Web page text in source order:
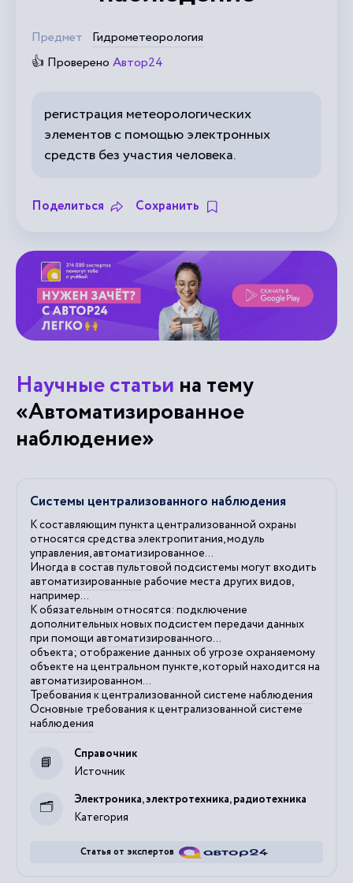
Предмет
Гидрометеорология
👍 Проверено Автор24
регистрация метеорологических
элементов с помощью электронных
средств без участия человека.
Поделиться Сохранить
Научные статьи на тему
«Автоматизированное
наблюдение»
Системы централизованного наблюдения
К составляющим пункта централизованной охраны
относятся средства электропитания, модуль
управления,автоматизированное...
Иногда в состав пультовой подсистемы могут входить
автоматизированные рабочие места других видов,
например...
К обязательным относятся: подключение
дополнительных новых подсистем передачи данных
при помощи автоматизированного...
объекта; отображение данных об угрозе охраняемому
объекте на центральном пункте, который находится на
автоматизированном...
Требования к централизованной системе наблюдения
Основные требования к централизованной системе
наблюдения
Источник
Справочник
Категория
Электроника, электротехника, радиотехника
Статья от экспертов